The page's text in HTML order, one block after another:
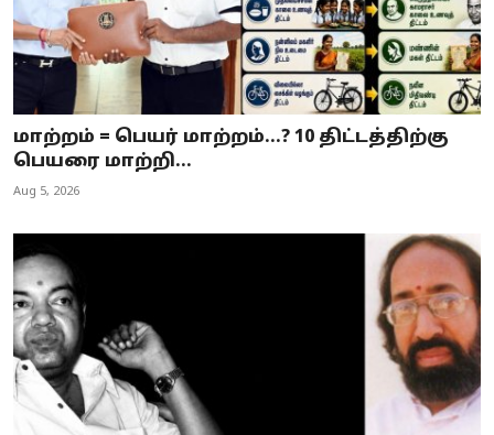
மாற்றம் = பெயர் மாற்றம்…? 10 திட்டத்திற்கு
பெயரை மாற்றி...
Aug 5, 2026